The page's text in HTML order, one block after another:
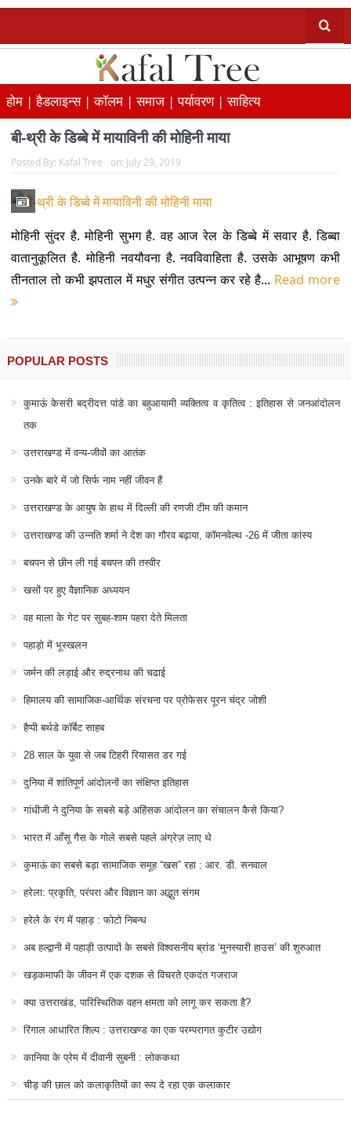
होम |हैडलाइन्स |कॉलम |समाज |पर्यावरण |साहित्य
बी-थ्री के डिब्बे में मायाविनी की मोहिनी माया
Posted By: Kafal Tree on: July 29, 2019
मोहिनी सुंदर है. मोहिनी सुभग है. वह आज रेल के डिब्बे में सवार है. डिब्बा
वातानुकूलित है. मोहिनी नवयौवना है. नवविवाहिता है. उसके आभूषण कभी
तीनताल तो कभी झपताल में मधुर संगीत उत्पन्न कर रहे है... Read more
POPULAR POSTS
कुमाऊं केसरी बद्रीदत्त पांडे का बहुआयामी व्यक्तित्व व कृतित्व : इतिहास से जनआंदोलन
तक
उत्तराखण्ड में वन्य-जीवों का आतंक
उनके बारे में जो सिर्फ नाम नहीं जीवन हैं
उत्तराखण्ड के आयुष के हाथ में दिल्ली की रणजी टीम की कमान
उत्तराखण्ड की उन्नति शर्मा ने देश का गौरव बढ़ाया, कॉमनवेल्थ -26 में जीता कांस्य
बचपन से छीन ली गई बचपन की तस्वीर
खसों पर हुए वैज्ञानिक अध्ययन
वह माला के गेट पर सुबह-शाम पहरा देते मिलता
पहाड़ो में भूस्खलन
जर्मन की लड़ाई और रुद्रनाथ की चढाई
हिमालय की सामाजिक-आर्थिक संरचना पर प्रोफेसर पूरन चंद्र जोशी
हैप्पी बर्थडे कॉर्बेट साहब
28 साल के युवा से जब टिहरी रियासत डर गई
दुनिया में शांतिपूर्ण आंदोलनों का संक्षिप्त इतिहास
गांधीजी ने दुनिया के सबसे बड़े अहिंसक आंदोलन का संचालन कैसे किया?
भारत में आँसू गैस के गोले सबसे पहले अंग्रेज़ लाए थे
कुमाऊं का सबसे बड़ा सामाजिक समूह “खस” रहा : आर. डी. सनवाल
हरेला: प्रकृति, परंपरा और विज्ञान का अद्भुत संगम
हरेले के रंग में पहाड़ : फोटो निबन्ध
अब हल्द्वानी में पहाड़ी उत्पादों के सबसे विश्वसनीय ब्रांड ‘मुनस्यारी हाउस’ की शुरुआत
खड़कमाफी के जीवन में एक दशक से विचरते एकदंत गजराज
क्या उत्तराखंड, पारिस्थितिक वहन क्षमता को लागू कर सकता है?
रिंगाल आधारित शिल्प : उत्तराखण्ड का एक परम्परागत कुटीर उद्योग
कानिया के प्रेम में दीवानी सुबनी : लोककथा
चीड़ की छाल को कलाकृतियों का रूप दे रहा एक कलाकार